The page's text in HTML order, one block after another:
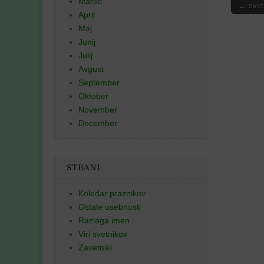
Post
←
April
Maj
Junij
Julij
Avgust
September
Oktober
November
December
STRANI
Koledar praznikov
Ostale osebnosti
Razlaga imen
Viri svetnikov
Zavetniki